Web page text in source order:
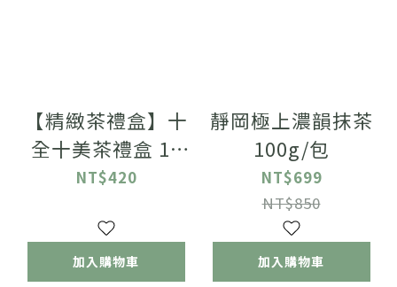
【精緻茶禮盒】十
全十美茶禮盒 10
入/盒
NT$420
加入購物車
靜岡極上濃韻抹茶
100g/包
NT$699
NT$850
加入購物車